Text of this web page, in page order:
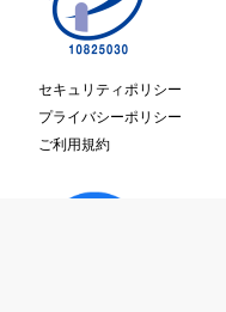
セキュリティポリシー
プライバシーポリシー
ご利用規約